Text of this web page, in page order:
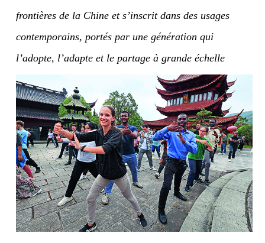
frontières de la Chine et s’inscrit dans des usages
contemporains, portés par une génération qui
l’adopte, l’adapte et le partage à grande échelle